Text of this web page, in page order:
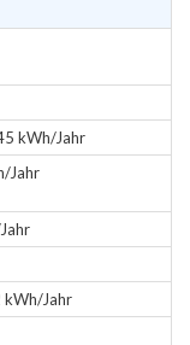
kWh/Jahr
Jahr
Jahr